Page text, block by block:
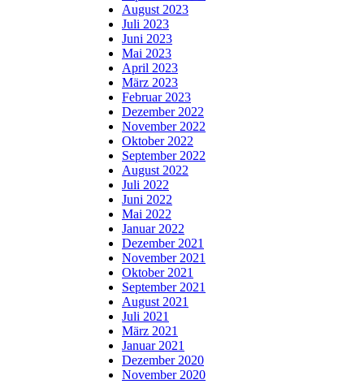
August 2023
Juli 2023
Juni 2023
Mai 2023
April 2023
März 2023
Februar 2023
Dezember 2022
November 2022
Oktober 2022
September 2022
August 2022
Juli 2022
Juni 2022
Mai 2022
Januar 2022
Dezember 2021
November 2021
Oktober 2021
September 2021
August 2021
Juli 2021
März 2021
Januar 2021
Dezember 2020
November 2020